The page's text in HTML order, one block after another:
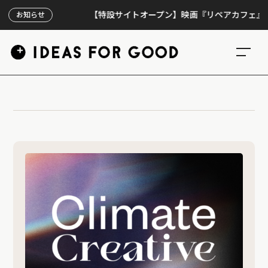
お知らせ 【特設サイトオープン】映画『リペアカフェ』、